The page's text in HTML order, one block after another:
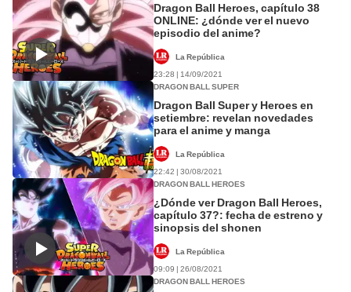
Dragon Ball Heroes, capítulo 38
ONLINE: ¿dónde ver el nuevo
episodio del anime?
La República
23:28 | 14/09/2021
DRAGON BALL SUPER
Dragon Ball Super y Heroes en
setiembre: revelan novedades
para el anime y manga
La República
22:42 | 30/08/2021
DRAGON BALL HEROES
¿Dónde ver Dragon Ball Heroes,
capítulo 37?: fecha de estreno y
sinopsis del shonen
La República
09:09 | 26/08/2021
DRAGON BALL HEROES